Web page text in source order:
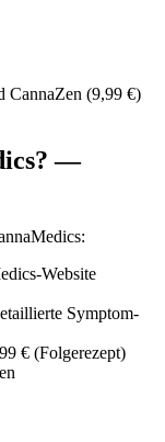
CannaZen (9,99 €)
—
Website
Symptom-
€ (Folgerezept)